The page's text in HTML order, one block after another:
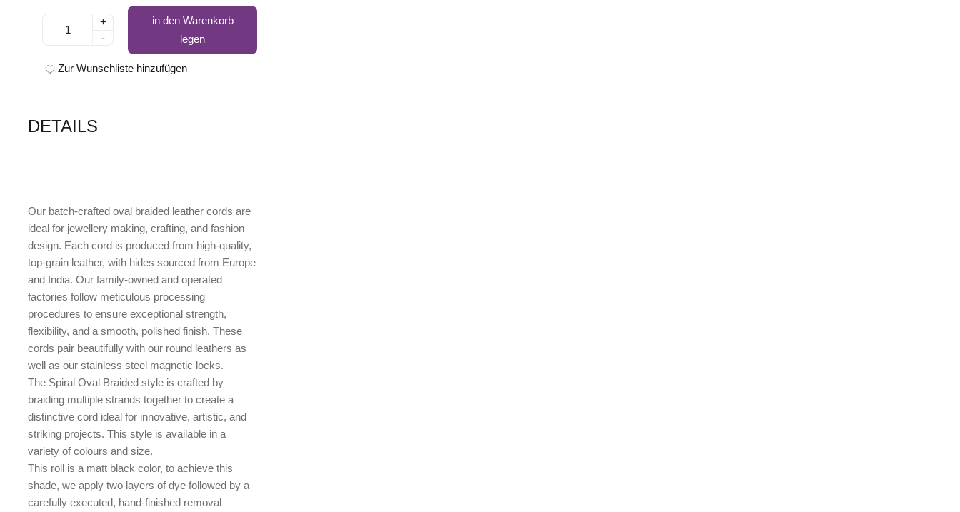
+
-
in den Warenkorb
legen
Zur Wunschliste hinzufügen
DETAILS
Our batch-crafted oval braided leather cords are
ideal for jewellery making, crafting, and fashion
design. Each cord is produced from high-quality,
top-grain leather, with hides sourced from Europe
and India. Our family-owned and operated
factories follow meticulous processing
procedures to ensure exceptional strength,
flexibility, and a smooth, polished finish. These
cords pair beautifully with our round leathers as
well as our stainless steel magnetic locks.
The Spiral Oval Braided style is crafted by
braiding multiple strands together to create a
distinctive cord ideal for innovative, artistic, and
striking projects. This style is available in a
variety of colours and size.
This roll is a matt black color, to achieve this
shade, we apply two layers of dye followed by a
carefully executed, hand-finished removal